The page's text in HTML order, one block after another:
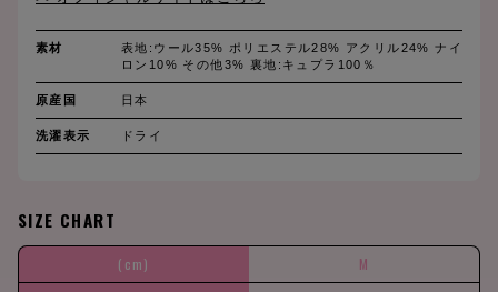
素材
表地:ウール35% ポリエステル28% アクリル24% ナイ
ロン10% その他3% 裏地:キュプラ100％
原産国 日本
洗濯表示 ドライ
SIZE CHART
(cm)
M